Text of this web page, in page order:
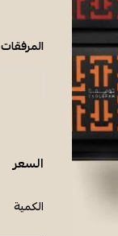
المرفقات
السعر
الكمية